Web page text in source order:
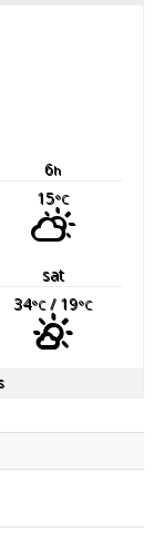
6h
15°C
sat
34°C/ 19°C